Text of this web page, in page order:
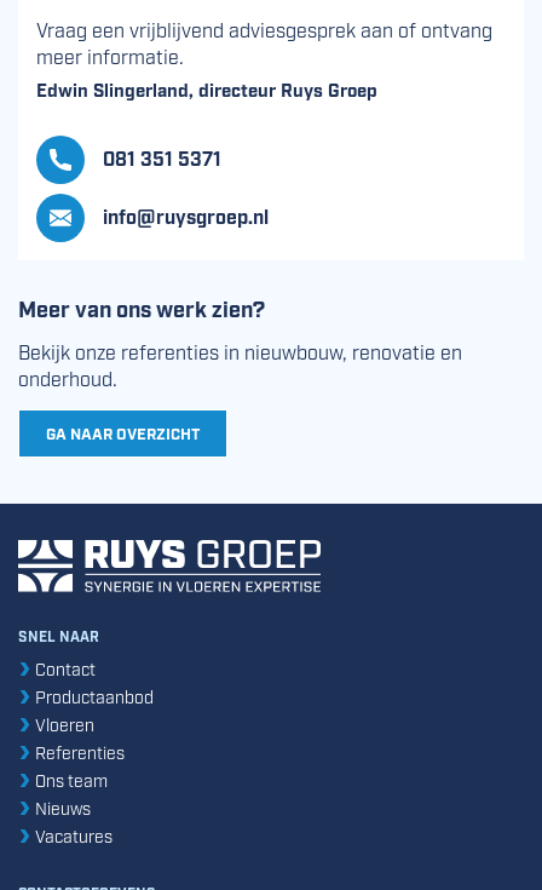
Vraag een vrijblijvend adviesgesprek aan of ontvang
meer informatie.
Edwin Slingerland, directeur Ruys Groep
081 351 5371
info@ruysgroep.nl
Meer van ons werk zien?
Bekijk onze referenties in nieuwbouw, renovatie en
onderhoud.
GA NAAR OVERZICHT
SNEL NAAR
Contact
Productaanbod
Vloeren
Referenties
Ons team
Nieuws
Vacatures